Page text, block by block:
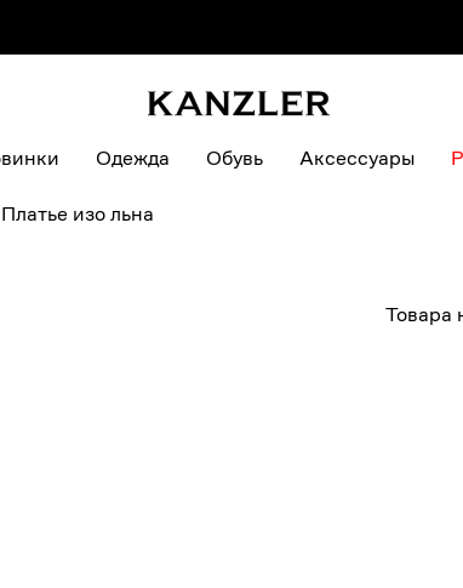
Одежда Обувь Аксессуары
Платье изо льна
Товара